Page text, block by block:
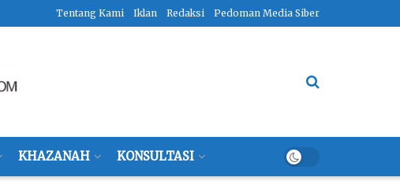
Tentang Kami Iklan Redaksi Pedoman Media Siber
KHAZANAH KONSULTASI